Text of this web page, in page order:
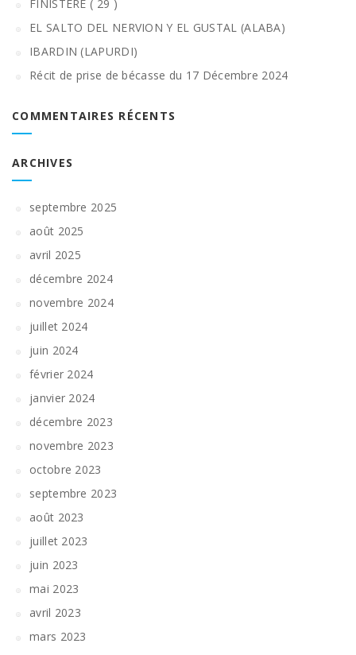
FINISTÈRE ( 29 )
EL SALTO DEL NERVION Y EL GUSTAL (ALABA)
IBARDIN (LAPURDI)
Récit de prise de bécasse du 17 Décembre 2024
COMMENTAIRES RÉCENTS
ARCHIVES
septembre 2025
août 2025
avril 2025
décembre 2024
novembre 2024
juillet 2024
juin 2024
février 2024
janvier 2024
décembre 2023
novembre 2023
octobre 2023
septembre 2023
août 2023
juillet 2023
juin 2023
mai 2023
avril 2023
mars 2023